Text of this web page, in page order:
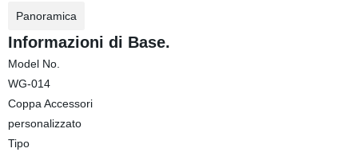
Panoramica
Informazioni di Base.
Model No.
WG-014
Coppa Accessori
personalizzato
Tipo